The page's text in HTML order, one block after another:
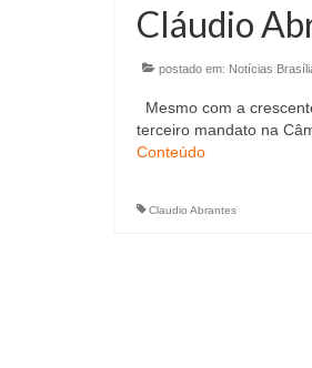
Cláudio
postado em: Notícias
Mesmo com a
terceiro mandato na
Conteúdo
Claudio Abrantes